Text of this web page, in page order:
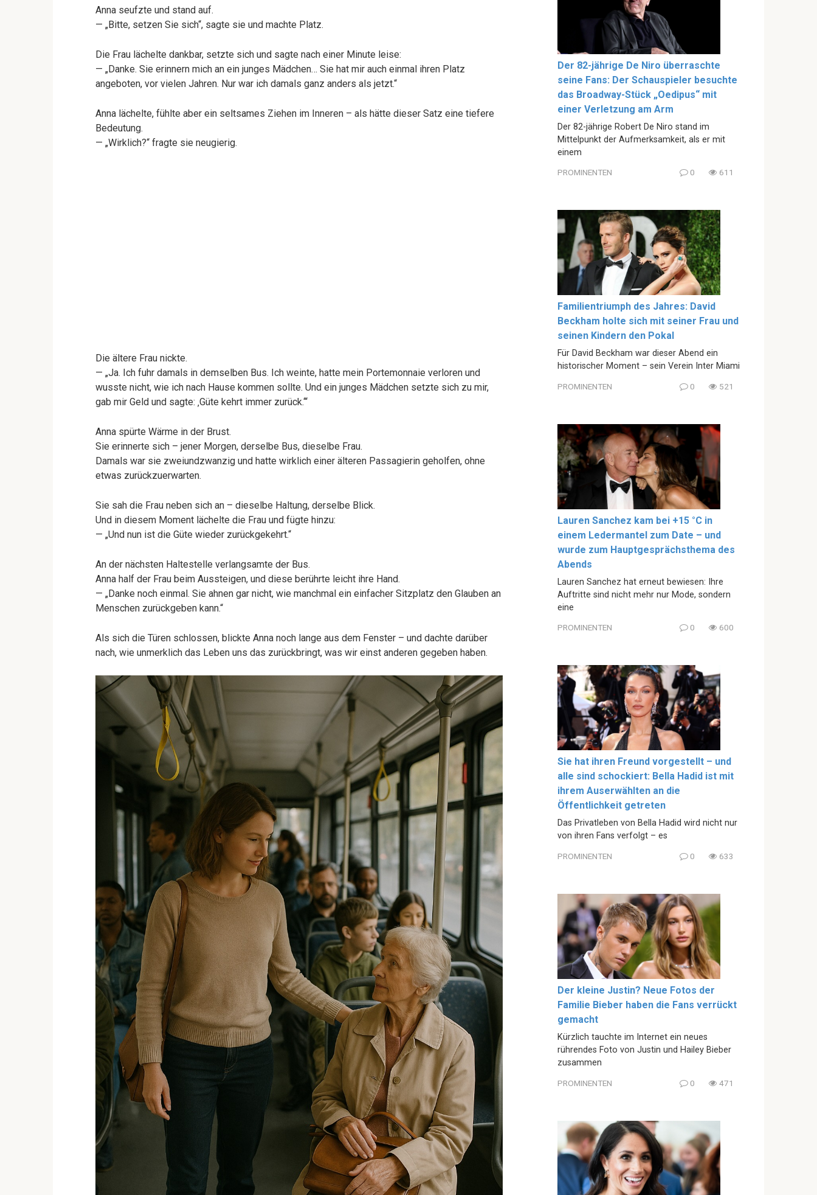
Anna seufzte und stand auf.
— „Bitte, setzen Sie sich“, sagte sie und machte Platz.
Die Frau lächelte dankbar, setzte sich und sagte nach einer Minute leise:
— „Danke. Sie erinnern mich an ein junges Mädchen… Sie hat mir auch einmal ihren Platz
angeboten, vor vielen Jahren. Nur war ich damals ganz anders als jetzt.“
Anna lächelte, fühlte aber ein seltsames Ziehen im Inneren – als hätte dieser Satz eine tiefere
Bedeutung.
— „Wirklich?“ fragte sie neugierig.
Die ältere Frau nickte.
— „Ja. Ich fuhr damals in demselben Bus. Ich weinte, hatte mein Portemonnaie verloren und
wusste nicht, wie ich nach Hause kommen sollte. Und ein junges Mädchen setzte sich zu mir,
gab mir Geld und sagte: ‚Güte kehrt immer zurück.‘“
Anna spürte Wärme in der Brust.
Sie erinnerte sich – jener Morgen, derselbe Bus, dieselbe Frau.
Damals war sie zweiundzwanzig und hatte wirklich einer älteren Passagierin geholfen, ohne
etwas zurückzuerwarten.
Sie sah die Frau neben sich an – dieselbe Haltung, derselbe Blick.
Und in diesem Moment lächelte die Frau und fügte hinzu:
— „Und nun ist die Güte wieder zurückgekehrt.“
An der nächsten Haltestelle verlangsamte der Bus.
Anna half der Frau beim Aussteigen, und diese berührte leicht ihre Hand.
— „Danke noch einmal. Sie ahnen gar nicht, wie manchmal ein einfacher Sitzplatz den Glauben an
Menschen zurückgeben kann.“
Als sich die Türen schlossen, blickte Anna noch lange aus dem Fenster – und dachte darüber
nach, wie unmerklich das Leben uns das zurückbringt, was wir einst anderen gegeben haben.
Der 82-jährige De Niro überraschte
seine Fans: Der Schauspieler besuchte
das Broadway-Stück „Oedipus“ mit
einer Verletzung am Arm
Der 82-jährige Robert De Niro stand im
Mittelpunkt der Aufmerksamkeit, als er mit
einem
PROMINENTEN 0 611
Familientriumph des Jahres: David
Beckham holte sich mit seiner Frau und
seinen Kindern den Pokal
Für David Beckham war dieser Abend ein
historischer Moment – sein Verein Inter Miami
PROMINENTEN 0 521
Lauren Sanchez kam bei +15 °C in
einem Ledermantel zum Date – und
wurde zum Hauptgesprächsthema des
Abends
Lauren Sanchez hat erneut bewiesen: Ihre
Auftritte sind nicht mehr nur Mode, sondern
eine
PROMINENTEN 0 600
Sie hat ihren Freund vorgestellt – und
alle sind schockiert: Bella Hadid ist mit
ihrem Auserwählten an die
Öffentlichkeit getreten
Das Privatleben von Bella Hadid wird nicht nur
von ihren Fans verfolgt – es
PROMINENTEN 0 633
Der kleine Justin? Neue Fotos der
Familie Bieber haben die Fans verrückt
gemacht
Kürzlich tauchte im Internet ein neues
rührendes Foto von Justin und Hailey Bieber
zusammen
PROMINENTEN 0 471